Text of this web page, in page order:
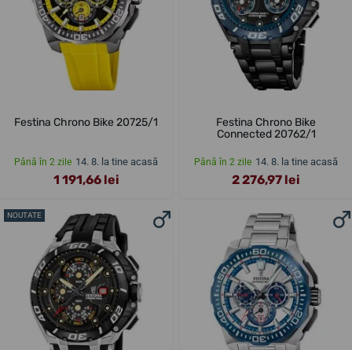
Festina Chrono Bike 20725/1
Până în 2 zile 14. 8. la tine acasă
1 191,66 lei
Festina Chrono Bike
Connected 20762/1
Până în 2 zile 14. 8. la tine acasă
2 276,97 lei
NOUTATE